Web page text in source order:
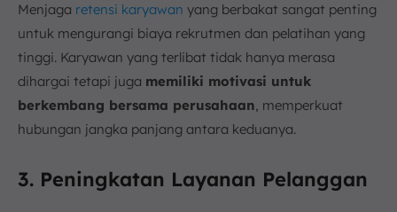
Menjaga retensi karyawan yang berbakat sangat penting
untuk mengurangi biaya rekrutmen dan pelatihan yang
tinggi. Karyawan yang terlibat tidak hanya merasa
dihargai tetapi juga memiliki motivasi untuk
berkembang bersama perusahaan, memperkuat
hubungan jangka panjang antara keduanya.
3. Peningkatan Layanan Pelanggan